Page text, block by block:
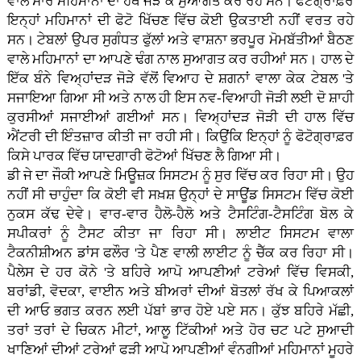
ਇਨ੍ਹਾਂ ਮਹਿਮਾਨਾਂ ਦੀ ਫੋਟੋ ਖਿੱਚਣ ਵਿੱਚ ਕੋਈ ਉਕਤਾਈ ਨਹੀਂ ਵਰਤ ਰਹੇ
ਸਨ। ਟੇਬਲਾਂ ਉਪਰ ਸੁਗੰਧਤ ਫੁੱਲਾਂ ਅਤੇ ਵਾਸ਼ਨਾ ਭਰਪੂਰ ਮੋਮਬੱਤੀਆਂ ਬੈਠਣ
ਵਾਲੇ ਮਹਿਮਾਨਾਂ ਦਾ ਆਪਣੇ ਢੰਗ ਨਾਲ ਸੁਆਗਤ ਕਰ ਰਹੀਆਂ ਸਨ। ਹਾਲ ਦੇ
ਇੱਕ ਬੰਨੇ ਵਿਅ੍ਹਾਂਦੜ ਜੋੜੇ ਵੱਲੋਂ ਵਿਆਹ ਦੇ ਸ਼ਗਨਾਂ ਵਾਲਾ ਕੇਕ ਟੇਬਲ 'ਤੇ
ਸਜਾਇਆ ਗਿਆ ਸੀ ਅਤੇ ਨਾਲ ਹੀ ਇਸ ਨਵ-ਵਿਆਹੀ ਜੋੜੀ ਲਈ ਦੋ ਸ਼ਾਹੀ
ਕੁਰਸੀਆਂ ਸਜਾਈਆਂ ਗਈਆਂ ਸਨ। ਵਿਅ੍ਹਾਂਦੜ ਜੋੜੀ ਦੀ ਹਾਲ ਵਿੱਚ
ਐਂਟਰੀ ਦੀ ਇੰਤਜ਼ਾਰ ਕੀਤੀ ਜਾ ਰਹੀ ਸੀ। ਕਿਉਂਕਿ ਇਨ੍ਹਾਂ ਨੂੰ ਫੋਟੋਗ੍ਰਾਫ਼ਰ
ਕਿਸੇ ਪਾਰਕ ਵਿੱਚ ਯਾਦਗਾਰੀ ਫੋਟੋਆਂ ਖਿੱਚਣ ਲੈ ਗਿਆ ਸੀ।
ਡੀ ਜੇ ਦਾ ਜੌਕੀ ਆਪਣੇ ਮਿਊਜ਼ਕ ਸਿਸਟਮ ਨੂੰ ਸੁਰ ਵਿੱਚ ਕਰ ਰਿਹਾ ਸੀ। ਉਹ
ਨਹੀਂ ਸੀ ਚਾਹੁੰਦਾ ਕਿ ਕੋਈ ਵੀ ਸਖ਼ਸ਼ ਉਨ੍ਹਾਂ ਦੇ ਸਾਊਂਡ ਸਿਸਟਮ ਵਿੱਚ ਕੋਈ
ਨੁਕਸ ਕੱਢ ਦੇਵੇ। ਵਾਰ-ਵਾਰ ਹੈਲੋ-ਹੈਲੋ ਅਤੇ ਟੈਸਟਿੰਗ-ਟੈਸਟਿੰਗ ਬੋਲ ਕੇ
ਸਪੀਕਰਾਂ ਨੂੰ ਟੈਸਟ ਕੀਤਾ ਜਾ ਰਿਹਾ ਸੀ। ਲਾਈਟ ਸਿਸਟਮ ਵਾਲਾ
ਟੈਕਨੀਸ਼ੀਅਨ ਡਾਂਸ ਫਲੌਰ 'ਤੇ ਪੈਣ ਵਾਲੀ ਲਾਈਟ ਨੂੰ ਚੈੱਕ ਕਰ ਰਿਹਾ ਸੀ।
ਪੈਲੇਸ ਦੇ ਹਰ ਕੋਨੇ 'ਤੇ ਬਹਿਰੇ ਆਪੋ ਆਪਣੀਆਂ ਟਰੇਆਂ ਵਿੱਚ ਵਿਸਕੀ,
ਬਰਾਂਡੀ, ਵੋਦਕਾ, ਵਾਈਨ ਅਤੇ ਬੀਅਰਾਂ ਦੀਆਂ ਬੋਤਲਾਂ ਰੱਖ ਕੇ ਪਿਆਕਲਾਂ
ਦੀ ਆਓ ਭਗਤ ਕਰਨ ਲਈ ਪੱਬਾਂ ਭਾਰ ਹੋਏ ਪਏ ਸਨ। ਕੁੱਝ ਬਹਿਰੇ ਮੱਛੀ,
ਤਰਾਂ ਤਰਾਂ ਦੇ ਚਿਕਨ ਮੀਟਾਂ, ਆਲੂ ਟਿੱਕੀਆਂ ਅਤੇ ਹੋਰ ਚਟ ਪਟੇ ਸੁਆਦੀ
ਖਾਣਿਆਂ ਦੀਆਂ ਟਰੇਆਂ ਫੜੀ ਆਪੋ ਆਪਣੀਆਂ ਵੰਨਗੀਆਂ ਮਹਿਮਾਨਾਂ ਮੂਹਰੇ